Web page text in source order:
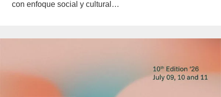
con enfoque social y cultural…